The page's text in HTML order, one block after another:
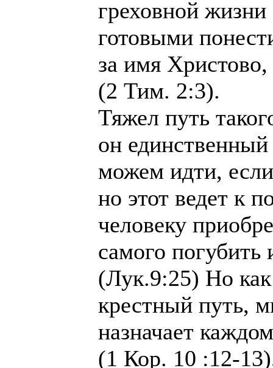
греховной
готовыми
за имя
(2 Тим. 2:3).
Тяжел путь
он
можем идти,
но этот ведет к
человеку
самого погубить
(Лук.9:25) Но
крестный путь,
назначает
(1 Кор. 10 :12-